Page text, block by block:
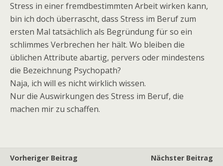
Stress in einer fremdbestimmten Arbeit wirken kann,
bin ich doch überrascht, dass Stress im Beruf zum
ersten Mal tatsächlich als Begründung für so ein
schlimmes Verbrechen her hält. Wo bleiben die
üblichen Attribute abartig, pervers oder mindestens
die Bezeichnung Psychopath?
Naja, ich will es nicht wirklich wissen.
Nur die Auswirkungen des Stress im Beruf, die
machen mir zu schaffen.
Vorheriger Beitrag
Nächster Beitrag